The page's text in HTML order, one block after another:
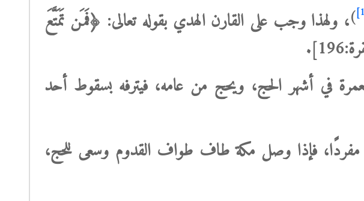
)، ولهذا وجب على القارن الهدي بقوله تعالى: ﴿فَمَن تَمَتَّعَ
في أشهر الحج، ويحج من عامه، فيترفه بسقوط أحد
مفردًا، فإذا وصل مكة طاف طواف القدوم وسعى للحج،